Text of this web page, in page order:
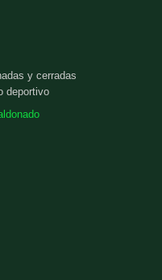
y cerradas
deportivo